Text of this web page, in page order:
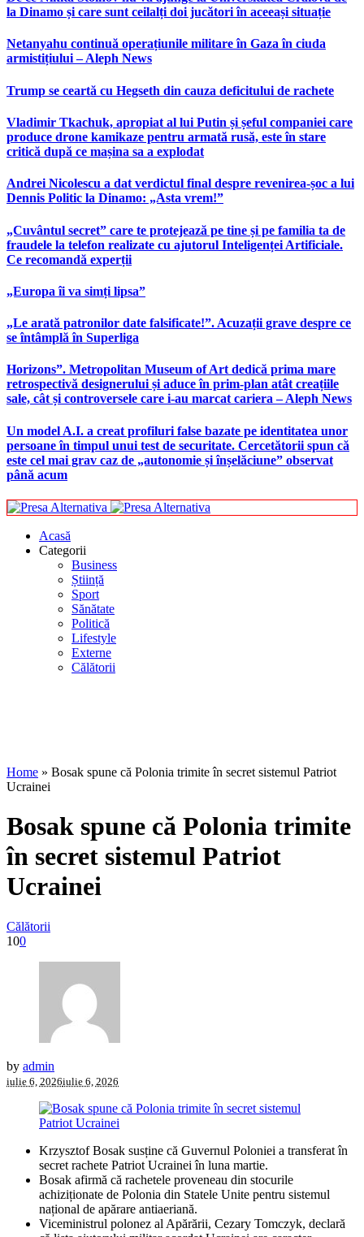
la Dinamo și care sunt ceilalți doi jucători în aceeași situație
Netanyahu continuă operațiunile militare în Gaza în ciuda
armistițiului – Aleph News
Trump se ceartă cu Hegseth din cauza deficitului de rachete
Vladimir Tkachuk, apropiat al lui Putin și șeful companiei care
produce drone kamikaze pentru armată rusă, este în stare
critică după ce mașina sa a explodat
Andrei Nicolescu a dat verdictul final despre revenirea-șoc a lui
Dennis Politic la Dinamo: „Asta vrem!”
„Cuvântul secret” care te protejează pe tine și pe familia ta de
fraudele la telefon realizate cu ajutorul Inteligenței Artificiale.
Ce recomandă experții
„Europa îi va simți lipsa”
„Le arată patronilor date falsificate!”. Acuzații grave despre ce
se întâmplă în Superliga
Horizons”. Metropolitan Museum of Art dedică prima mare
retrospectivă designerului și aduce în prim-plan atât creațiile
sale, cât și controversele care i-au marcat cariera – Aleph News
Un model A.I. a creat profiluri false bazate pe identitatea unor
persoane în timpul unui test de securitate. Cercetătorii spun că
este cel mai grav caz de „autonomie și înșelăciune” observat
până acum
Acasă
Categorii
Business
Știință
Sport
Sănătate
Politică
Lifestyle
Externe
Călătorii
Home » Bosak spune că Polonia trimite în secret sistemul Patriot
Ucrainei
Bosak spune că Polonia trimite
în secret sistemul Patriot
Ucrainei
Călătorii
100
by admin
iulie 6, 2026iulie 6, 2026
Krzysztof Bosak susține că Guvernul Poloniei a transferat în
secret rachete Patriot Ucrainei în luna martie.
Bosak afirmă că rachetele proveneau din stocurile
achiziționate de Polonia din Statele Unite pentru sistemul
național de apărare antiaeriană.
Viceministrul polonez al Apărării, Cezary Tomczyk, declară